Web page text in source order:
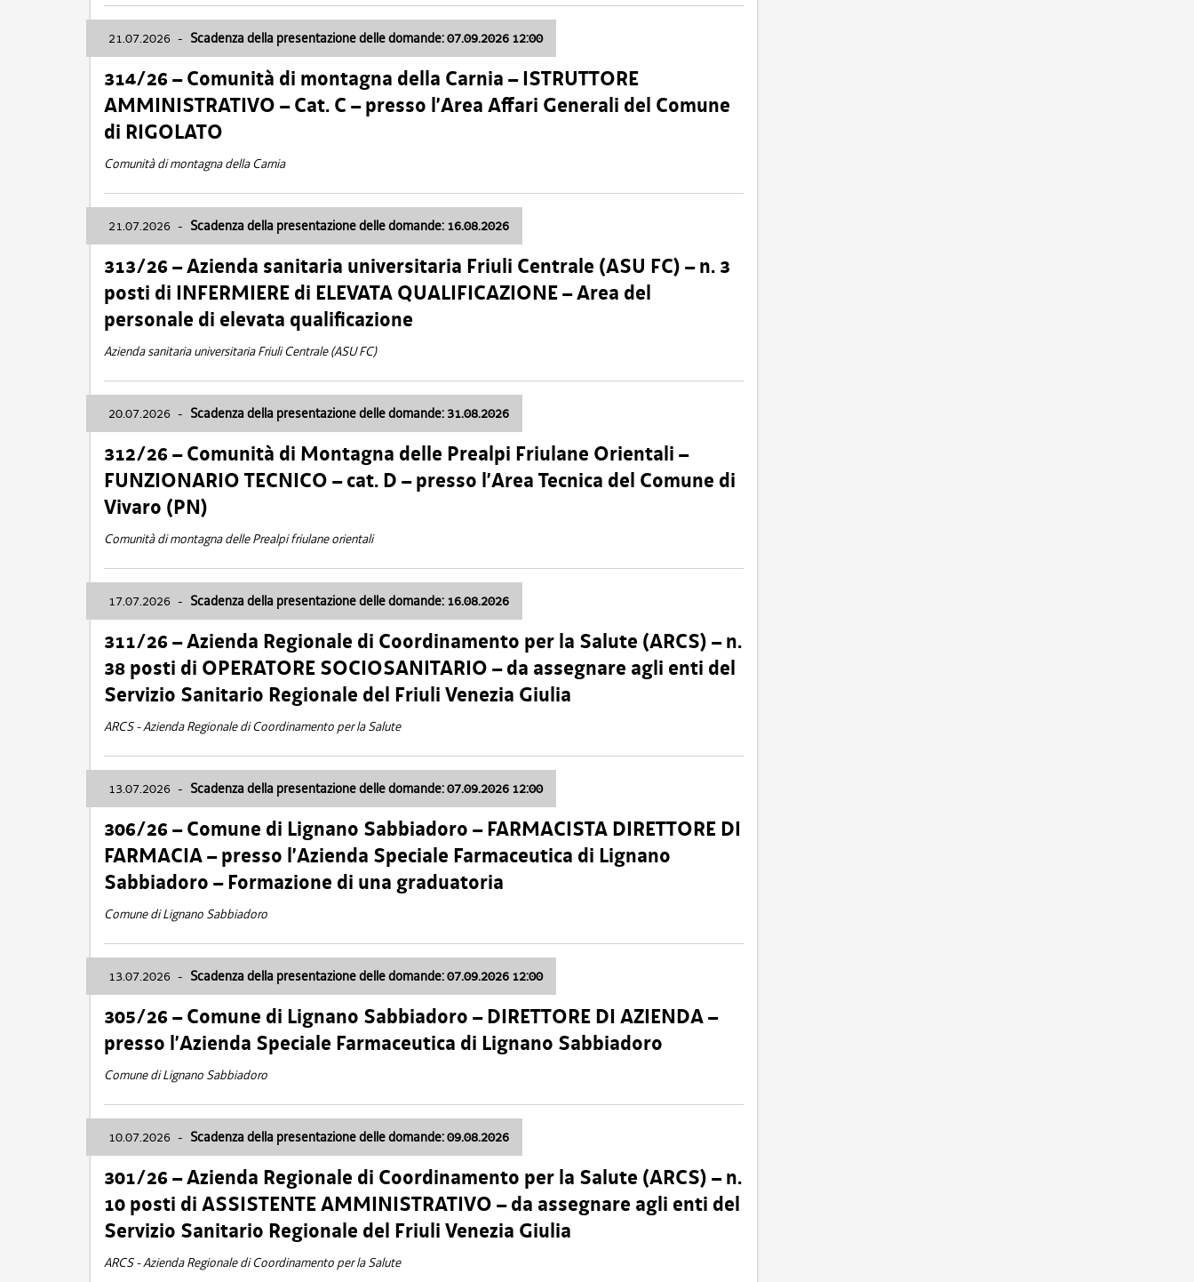
21.07.2026 - Scadenza della presentazione delle domande: 07.09.2026 12:00
314/26 – Comunità di montagna della Carnia – ISTRUTTORE
AMMINISTRATIVO – Cat. C – presso l’Area Affari Generali del Comune
di RIGOLATO
Comunità di montagna della Carnia
21.07.2026 - Scadenza della presentazione delle domande: 16.08.2026
313/26 – Azienda sanitaria universitaria Friuli Centrale (ASU FC) – n. 3
posti di INFERMIERE di ELEVATA QUALIFICAZIONE – Area del
personale di elevata qualificazione
Azienda sanitaria universitaria Friuli Centrale (ASU FC)
20.07.2026 - Scadenza della presentazione delle domande: 31.08.2026
312/26 – Comunità di Montagna delle Prealpi Friulane Orientali –
FUNZIONARIO TECNICO – cat. D – presso l’Area Tecnica del Comune di
Vivaro (PN)
Comunità di montagna delle Prealpi friulane orientali
17.07.2026 - Scadenza della presentazione delle domande: 16.08.2026
311/26 – Azienda Regionale di Coordinamento per la Salute (ARCS) – n.
38 posti di OPERATORE SOCIOSANITARIO – da assegnare agli enti del
Servizio Sanitario Regionale del Friuli Venezia Giulia
ARCS - Azienda Regionale di Coordinamento per la Salute
13.07.2026 - Scadenza della presentazione delle domande: 07.09.2026 12:00
306/26 – Comune di Lignano Sabbiadoro – FARMACISTA DIRETTORE DI
FARMACIA – presso l’Azienda Speciale Farmaceutica di Lignano
Sabbiadoro – Formazione di una graduatoria
Comune di Lignano Sabbiadoro
13.07.2026 - Scadenza della presentazione delle domande: 07.09.2026 12:00
305/26 – Comune di Lignano Sabbiadoro – DIRETTORE DI AZIENDA –
presso l’Azienda Speciale Farmaceutica di Lignano Sabbiadoro
Comune di Lignano Sabbiadoro
10.07.2026 - Scadenza della presentazione delle domande: 09.08.2026
301/26 – Azienda Regionale di Coordinamento per la Salute (ARCS) – n.
10 posti di ASSISTENTE AMMINISTRATIVO – da assegnare agli enti del
Servizio Sanitario Regionale del Friuli Venezia Giulia
ARCS - Azienda Regionale di Coordinamento per la Salute